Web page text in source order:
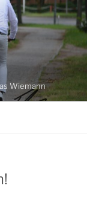
Wiemann